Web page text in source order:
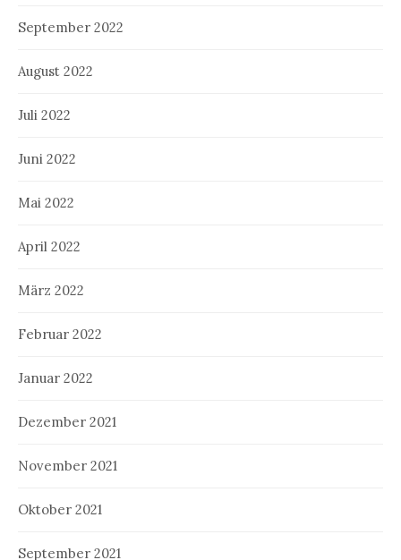
September 2022
August 2022
Juli 2022
Juni 2022
Mai 2022
April 2022
März 2022
Februar 2022
Januar 2022
Dezember 2021
November 2021
Oktober 2021
September 2021